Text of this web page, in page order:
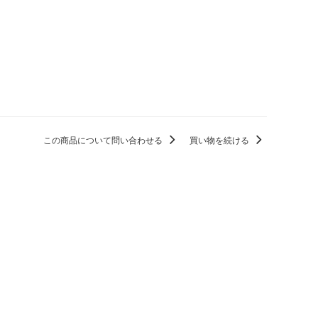
この商品について問い合わせる 買い物を続ける